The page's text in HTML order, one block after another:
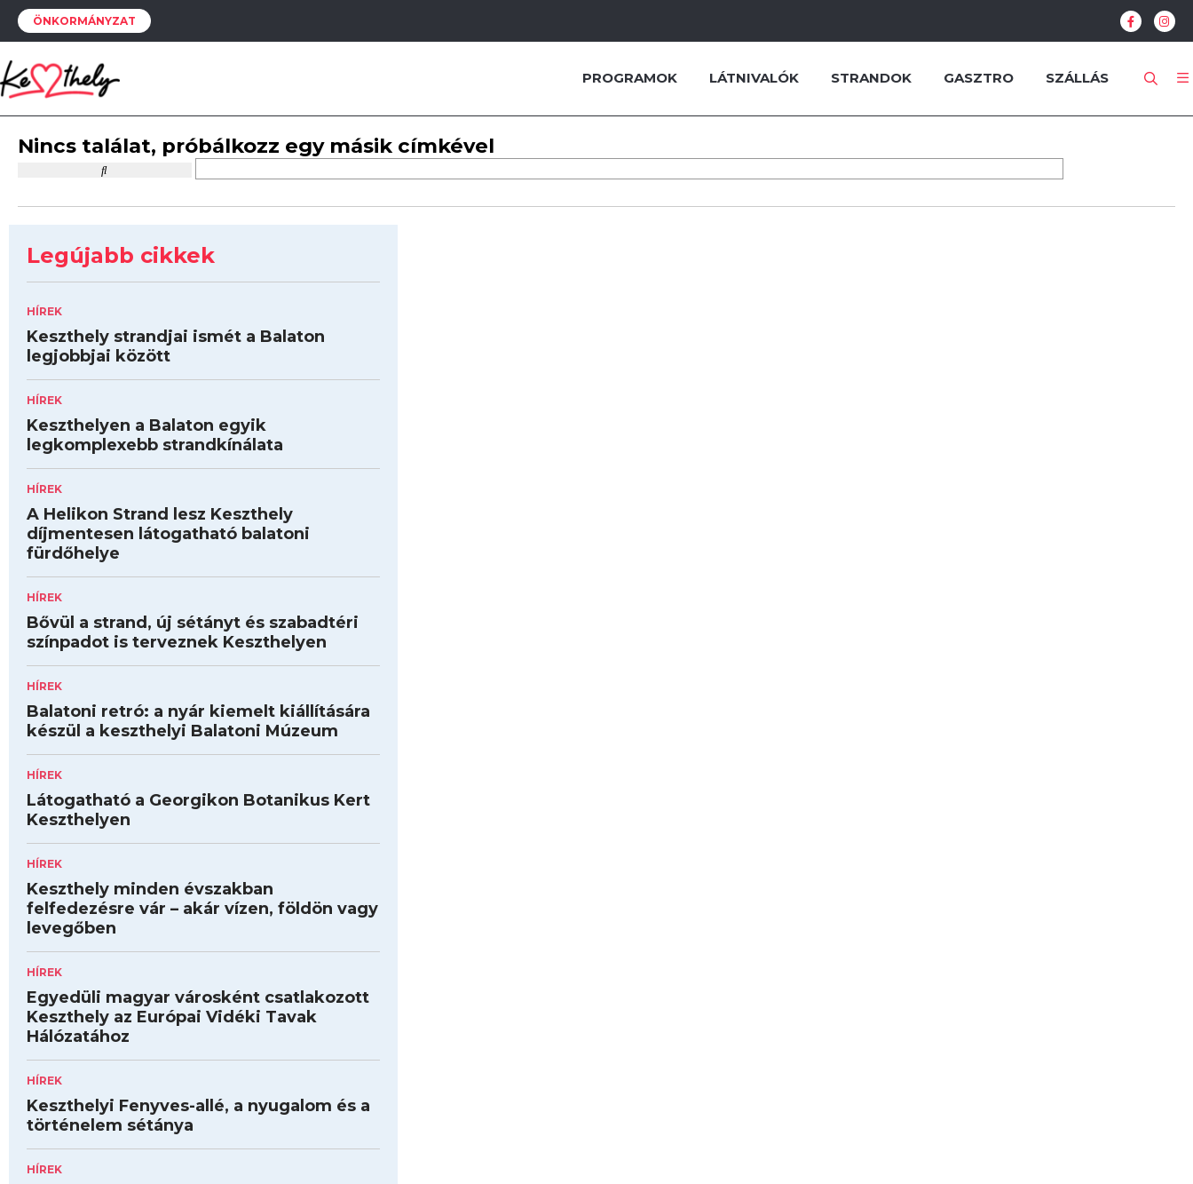
ÖNKORMÁNYZAT
PROGRAMOK LÁTNIVALÓK STRANDOK GASZTRO SZÁLLÁS
Nincs találat, próbálkozz egy másik címkével
Legújabb cikkek
HÍREK
Keszthely strandjai ismét a Balaton
legjobbjai között
HÍREK
Keszthelyen a Balaton egyik
legkomplexebb strandkínálata
HÍREK
A Helikon Strand lesz Keszthely
díjmentesen látogatható balatoni
fürdőhelye
HÍREK
Bővül a strand, új sétányt és szabadtéri
színpadot is terveznek Keszthelyen
HÍREK
Balatoni retró: a nyár kiemelt kiállítására
készül a keszthelyi Balatoni Múzeum
HÍREK
Látogatható a Georgikon Botanikus Kert
Keszthelyen
HÍREK
Keszthely minden évszakban
felfedezésre vár – akár vízen, földön vagy
levegőben
HÍREK
Egyedüli magyar városként csatlakozott
Keszthely az Európai Vidéki Tavak
Hálózatához
HÍREK
Keszthelyi Fenyves-allé, a nyugalom és a
történelem sétánya
HÍREK